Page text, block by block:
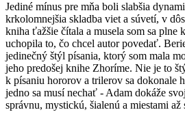
Jediné mínus pre mňa boli slabšia
krkolomnejšia skladba viet a súvetí, v
kniha ťažšie čítala a musela som sa plne
uchopila to, čo chcel autor povedať.
jedinečný štýl písania, ktorý som mala
jeho predošej knihe Zhoríme. Nie je to
k písaniu hororov a trilerov sa dokonale
jedno sa musí nechať - Adam dokáže
správnu, mystickú, šialenú a miestami až